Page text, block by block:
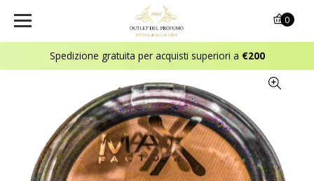
Spedizione gratuita per acquisti superiori a €200
0